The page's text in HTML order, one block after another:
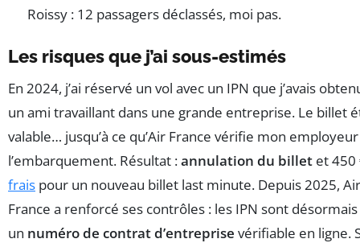
Roissy : 12 passagers déclassés, moi pas.
Les risques que j’ai sous-estimés
En 2024, j’ai réservé un vol avec un IPN que j’avais
un ami travaillant dans une grande entreprise. Le billet
valable… jusqu’à ce qu’Air France vérifie mon
l’embarquement. Résultat :annulation du billet et 450
frais pour un nouveau billet last minute. Depuis 2025, Air
France a renforcé ses contrôles : les IPN sont désormais
un numéro de contrat d’entreprise vérifiable en ligne.